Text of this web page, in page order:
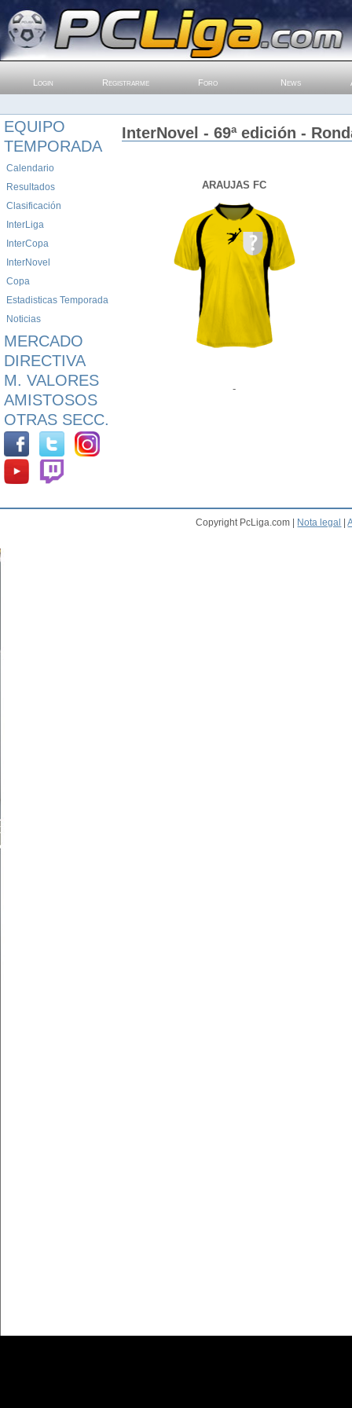
Login Registrarme Foro News
EQUIPO
TEMPORADA
Calendario
Resultados
Clasificación
InterLiga
InterCopa
InterNovel
Copa
Estadisticas Temporada
Noticias
MERCADO
DIRECTIVA
M. VALORES
AMISTOSOS
OTRAS SECC.
InterNovel - 69ª edición -
ARAUJAS FC
-
Copyright PcLiga.com | Nota legal |